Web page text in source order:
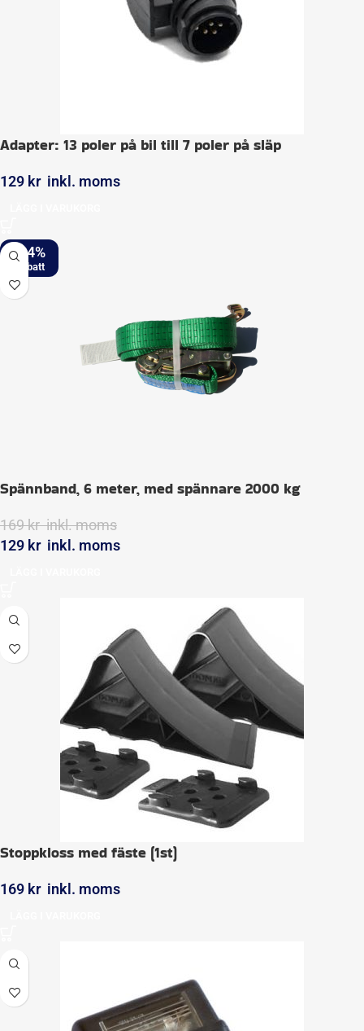
Adapter: 13 poler på bil till 7 poler på släp
129 kr inkl. moms
-24%
Spännband, 6 meter, med spännare 2000 kg
169kr inkl. moms
129 kr inkl. moms
Stoppkloss med fäste (1st)
169 kr inkl. moms